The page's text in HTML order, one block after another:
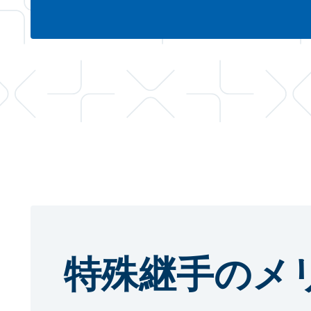
特殊継手のメ